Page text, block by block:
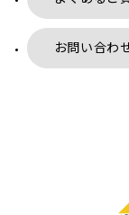
お問い合わ